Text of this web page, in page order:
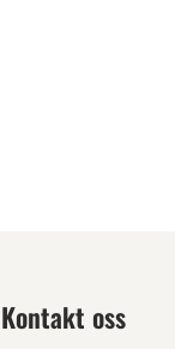
Kontakt oss